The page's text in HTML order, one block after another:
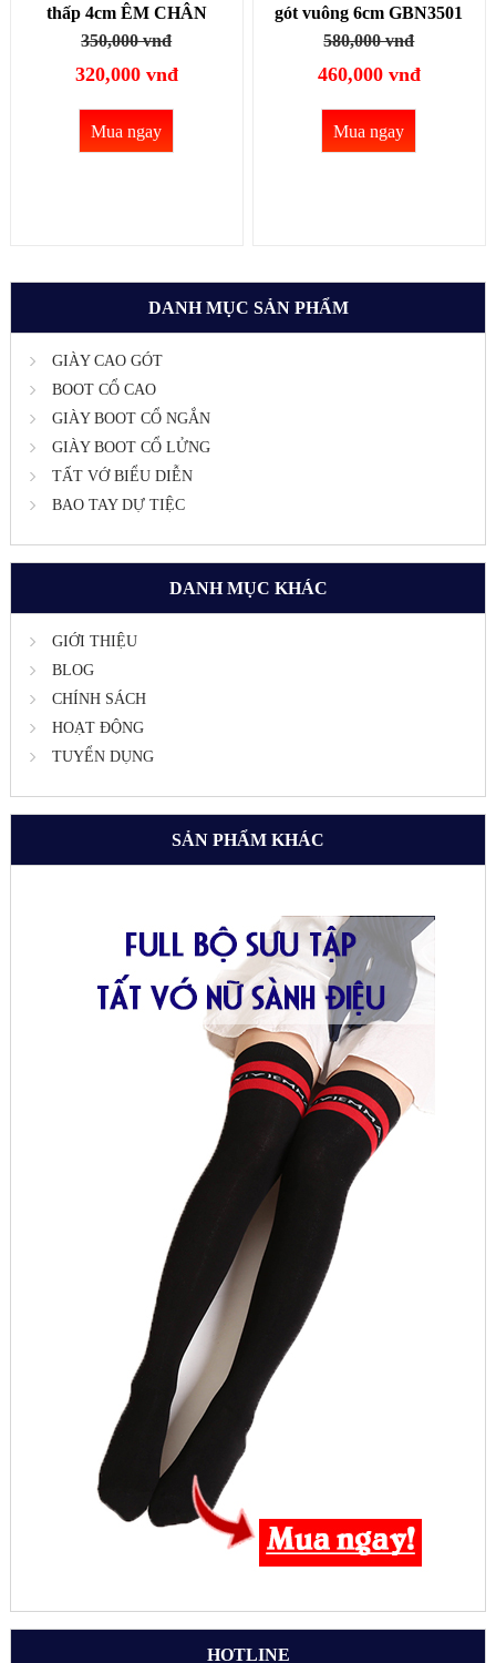
thấp 4cm ÊM CHÂN
GBN118A
350,000 vnđ
320,000 vnđ
Mua ngay
gót vuông 6cm GBN3501
580,000 vnđ
460,000 vnđ
Mua ngay
DANH MỤC SẢN PHẨM
GIÀY CAO GÓT
BOOT CỔ CAO
GIÀY BOOT CỔ NGẮN
GIÀY BOOT CỔ LỬNG
TẤT VỚ BIỂU DIỄN
BAO TAY DỰ TIỆC
DANH MỤC KHÁC
GIỚI THIỆU
BLOG
CHÍNH SÁCH
HOẠT ĐỘNG
TUYỂN DỤNG
SẢN PHẨM KHÁC
HOTLINE